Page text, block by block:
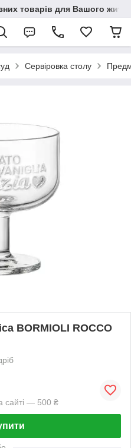
товарів для Вашого
Сервіровка столу
BORMIOLI ROCCO
сайті — 500 ₴